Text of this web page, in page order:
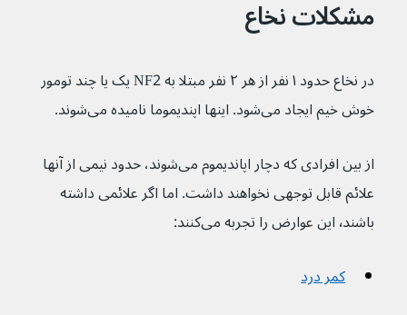
مشکلات نخاع
در نخاع حدود ۱ نفر از هر ۲ نفر مبتلا به NF2 یک یا چند تومور
خوش خیم ایجاد می‌شود. اینها اپندیموما نامیده می‌شوند.
از بین افرادی که دچار اپاندیموم می‌شوند، حدود نیمی از آنها
علائم قابل توجهی نخواهند داشت. اما اگر علائمی داشته
باشند٬ این عوارض را تجربه می‌کنند:
کمر درد